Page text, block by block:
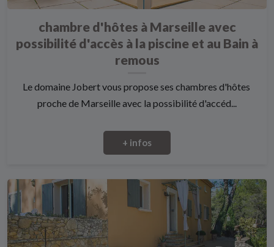
chambre d'hôtes à Marseille avec
possibilité d'accès à la piscine et au Bain à
remous
Le domaine Jobert vous propose ses chambres d'hôtes
proche de Marseille avec la possibilité d'accéd...
+ infos